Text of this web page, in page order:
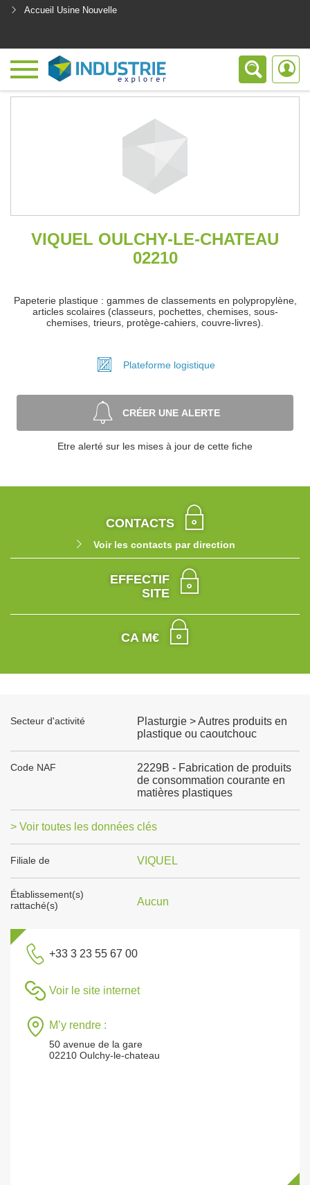
Accueil Usine Nouvelle
VIQUEL OULCHY-LE-CHATEAU
02210
Papeterie plastique : gammes de classements en polypropylène,
articles scolaires (classeurs, pochettes, chemises, sous-
chemises, trieurs, protège-cahiers, couvre-livres).
Plateforme logistique
CRÉER UNE ALERTE
Etre alerté sur les mises à jour de cette fiche
CONTACTS
Voir les contacts par direction
EFFECTIF
SITE
CA M€
Secteur d'activité
Plasturgie > Autres produits en
plastique ou caoutchouc
Code NAF
2229B - Fabrication de produits
de consommation courante en
matières plastiques
> Voir toutes les données clés
Filiale de VIQUEL
Établissement(s)
rattaché(s)
Aucun
+33 3 23 55 67 00
Voir le site internet
M’y rendre :
50 avenue de la gare
02210 Oulchy-le-chateau